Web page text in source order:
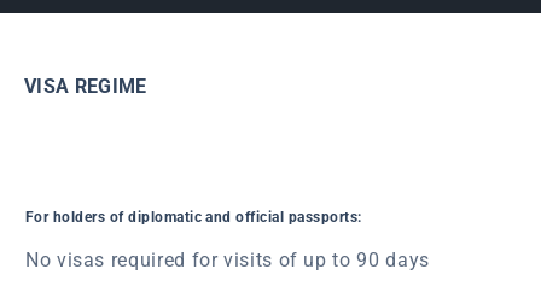
VISA REGIME
For holders of diplomatic and official passports:
No visas required for visits of up to 90 days